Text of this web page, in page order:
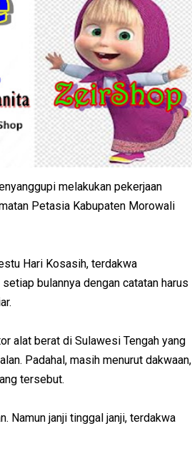
melakukan pekerjaan
Petasia Kabupaten Morowali
Hari Kosasih, terdakwa
bulannya dengan catatan harus
alat berat di Sulawesi Tengah yang
Padahal, masih menurut dakwaan,
tersebut.
Namun janji tinggal janji, terdakwa